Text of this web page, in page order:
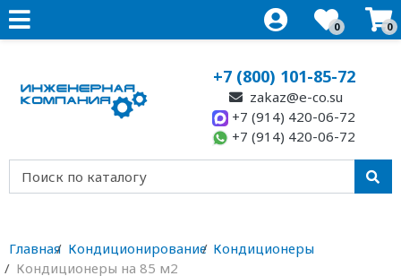
0 0
+7 (800) 101-85-72
zakaz@e-co.su
+7 (914) 420-06-72
+7 (914) 420-06-72
Главная Кондиционирование Кондиционеры
Кондиционеры на 85 м2